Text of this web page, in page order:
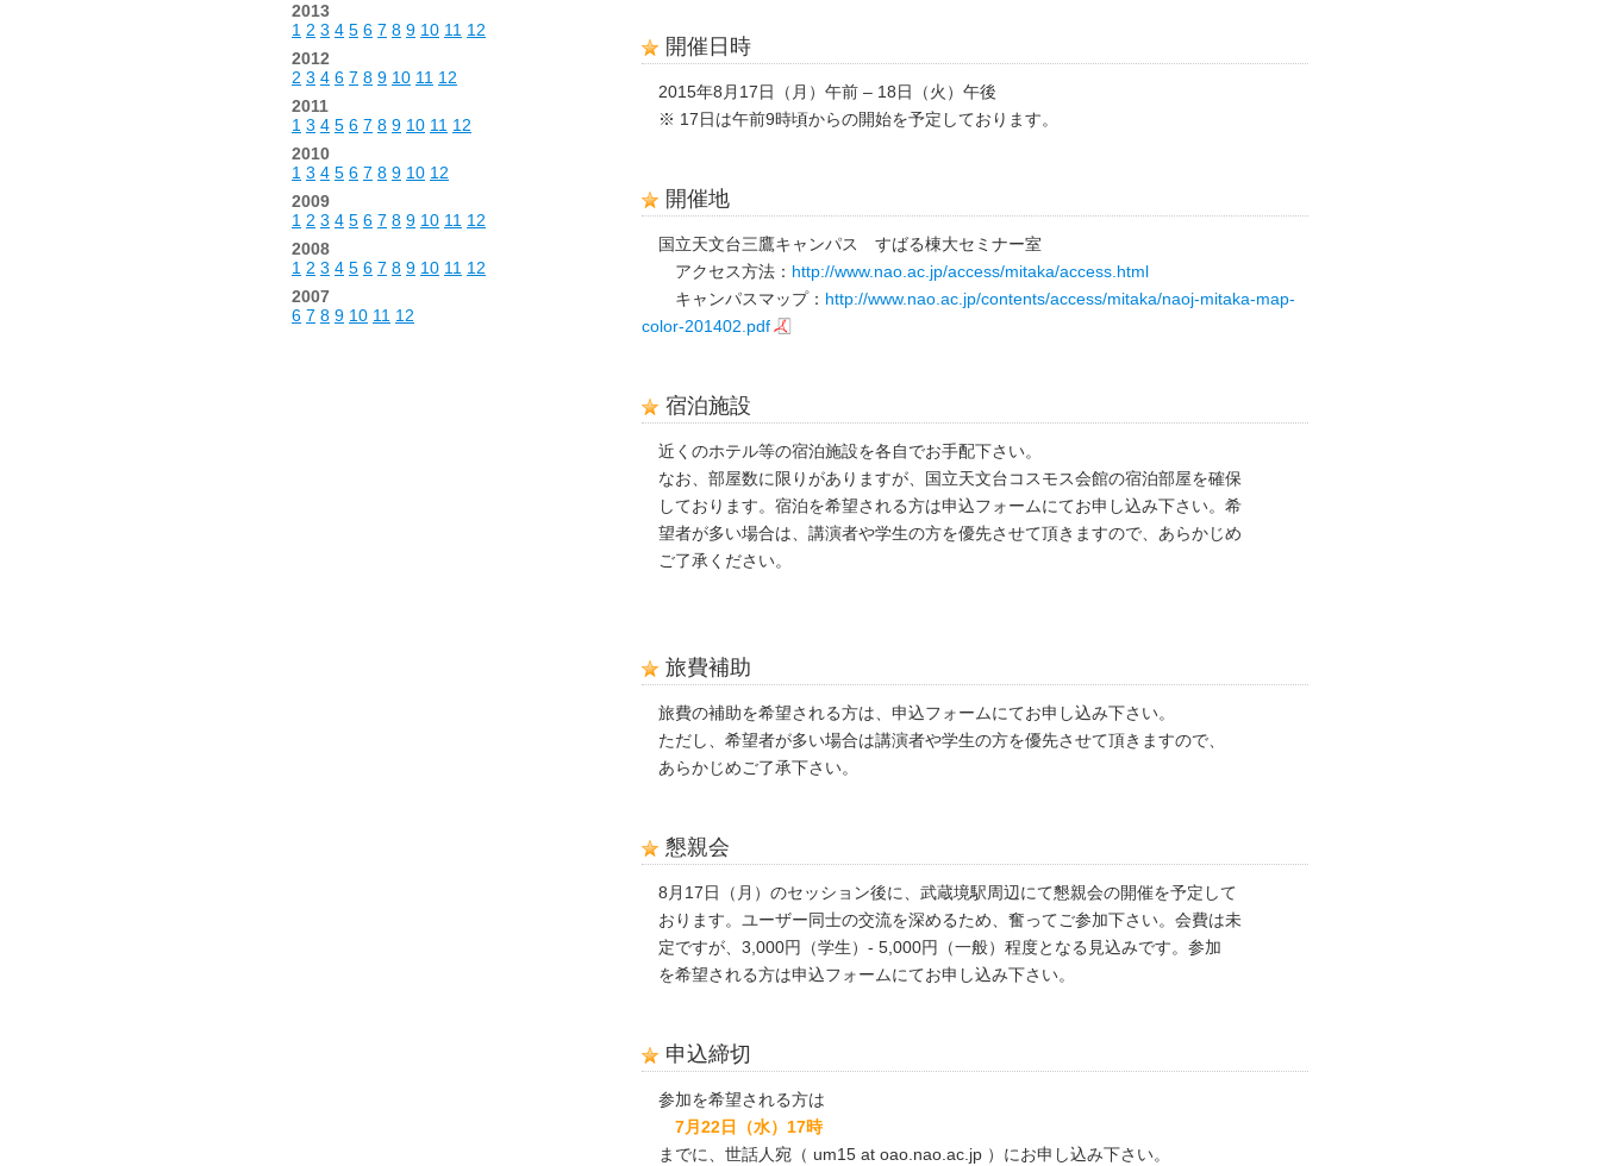
開催日時
2015年8月17日（月）午前 – 18日（火）午後
※ 17日は午前9時頃からの開始を予定しております。
開催地
国立天文台三鷹キャンパス すばる棟大セミナー室
アクセス方法： http://www.nao.ac.jp/access/mitaka/access.html
キャンパスマップ： http://www.nao.ac.jp/contents/access/mitaka/naoj-mitaka-map-
color-201402.pdf
宿泊施設
近くのホテル等の宿泊施設を各自でお手配下さい。
なお、部屋数に限りがありますが、国立天文台コスモス会館の宿泊部屋を確保
しております。宿泊を希望される方は申込フォームにてお申し込み下さい。希
望者が多い場合は、講演者や学生の方を優先させて頂きますので、あらかじめ
ご了承ください。
旅費補助
旅費の補助を希望される方は、申込フォームにてお申し込み下さい。
ただし、希望者が多い場合は講演者や学生の方を優先させて頂きますので、
あらかじめご了承下さい。
懇親会
8月17日（月）のセッション後に、武蔵境駅周辺にて懇親会の開催を予定して
おります。ユーザー同士の交流を深めるため、奮ってご参加下さい。会費は未
定ですが、3,000円（学生）- 5,000円（一般）程度となる見込みです。参加
を希望される方は申込フォームにてお申し込み下さい。
申込締切
参加を希望される方は
7月22日（水）17時
までに、世話人宛（ um15 at oao.nao.ac.jp ）にお申し込み下さい。
2013
1 2 3 4 5 6 7 8 9 10 11 12
2012
2 3 4 6 7 8 9 10 11 12
2011
1 3 4 5 6 7 8 9 10 11 12
2010
1 3 4 5 6 7 8 9 10 12
2009
1 2 3 4 5 6 7 8 9 10 11 12
2008
1 2 3 4 5 6 7 8 9 10 11 12
2007
6 7 8 9 10 11 12